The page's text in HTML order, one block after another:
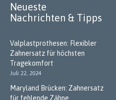
Neueste
Nachrichten & Tipps
Valplastprothesen: Flexibler
Zahnersatz für höchsten
Tragekomfort
Juli 22, 2024
Maryland Brücken: Zahnersatz
für fehlende Zähne